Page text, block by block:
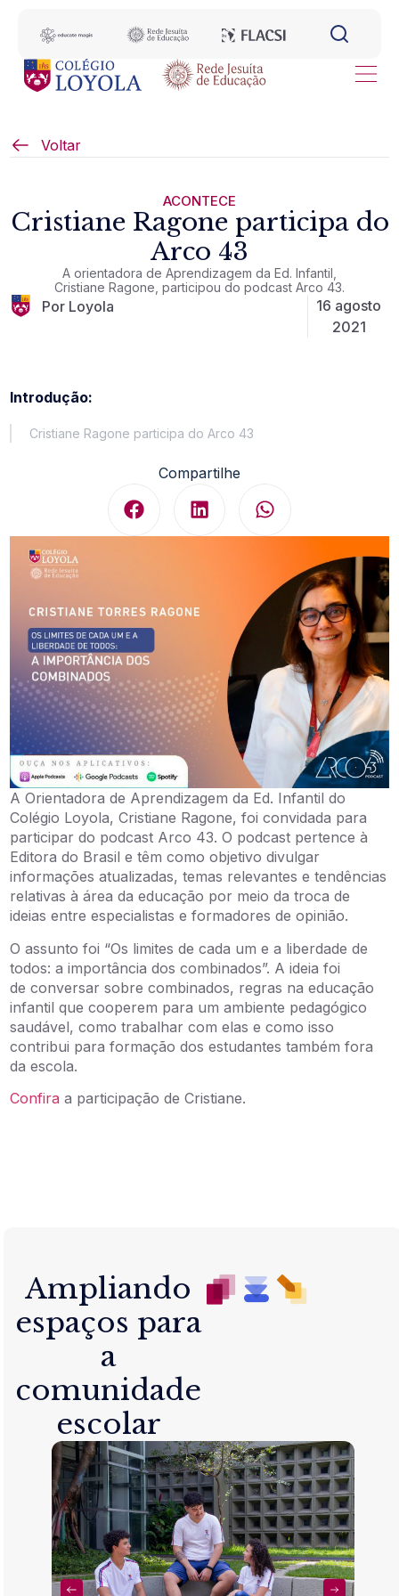
Voltar
ACONTECE
Cristiane Ragone participa do
Arco 43
A orientadora de Aprendizagem da Ed. Infantil,
Cristiane Ragone, participou do podcast Arco 43.
Por Loyola
16 agosto
2021
Introdução:
Cristiane Ragone participa do Arco 43
Compartilhe
A Orientadora de Aprendizagem da Ed. Infantil do
Colégio Loyola, Cristiane Ragone, foi convidada para
participar do podcast Arco 43. O podcast pertence à
Editora do Brasil etêm como objetivo divulgar
informações atualizadas, temas relevantes e tendências
relativas à área da educação por meio da troca de
ideias entre especialistas e formadores de opinião.
O assunto foi “Os limites de cada um e a liberdade de
todos: a importância dos combinados”. A ideia foi
de conversar sobre combinados, regras na educação
infantil que cooperem para um ambiente pedagógico
saudável, como trabalhar com elas e como isso
contribui para formação dos estudantes também fora
da escola.
Confira a participação de Cristiane.
Ampliando
espaços para
a
comunidade
escolar